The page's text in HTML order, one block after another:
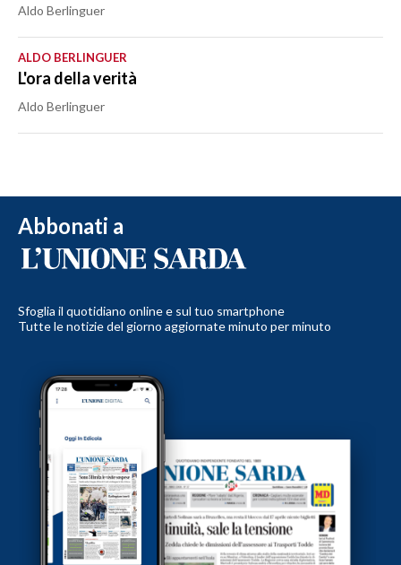
Aldo Berlinguer
ALDO BERLINGUER
L'ora della verità
Aldo Berlinguer
Abbonati a
Sfoglia il quotidiano online e sul tuo smartphone
Tutte le notizie del giorno aggiornate minuto per minuto